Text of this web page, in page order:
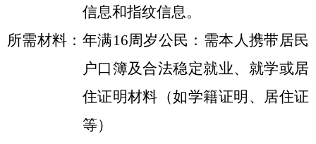
信息和指纹信息。
所需材料：年满16周岁公民：需本人携带居民
户口簿及合法稳定就业、就学或居
住证明材料（如学籍证明、居住证
等）